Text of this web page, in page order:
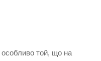
особливо той, що на